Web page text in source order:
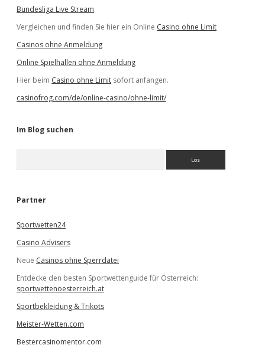
Bundesliga Live Stream
Vergleichen und finden Sie hier ein Online Casino ohne Limit
Casinos ohne Anmeldung
Online Spielhallen ohne Anmeldung
Hier beim Casino ohne Limit sofort anfangen.
casinofrog.com/de/online-casino/ohne-limit/
Im Blog suchen
e
Partner
Sportwetten24
Casino Advisers
Neue Casinos ohne Sperrdatei
Entdecke den besten Sportwettenguide für Österreich:
sportwettenoesterreich.at
Sportbekleidung & Trikots
Meister-Wetten.com
Bestercasinomentor.com